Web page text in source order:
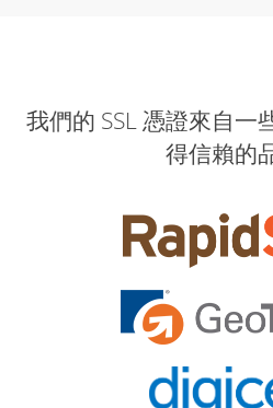
我們的 SSL 憑證來自一
得信賴的